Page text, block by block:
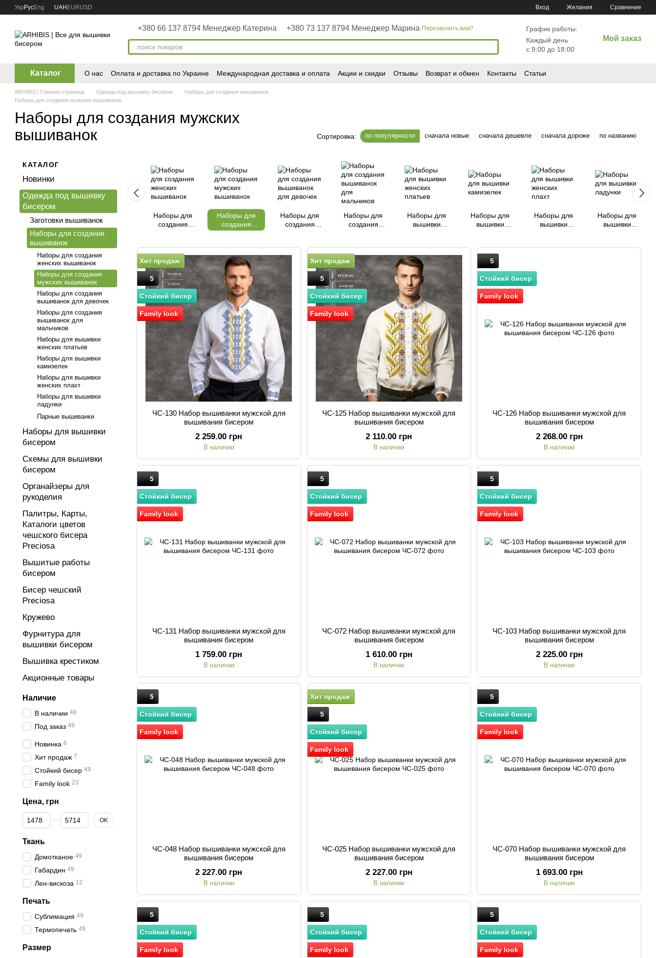
Перейти к основному контенту
Укр РусEng UAH EURUSD Вход Желания Сравнение
+380 66 137 8794 Менеджер Катерина +380 73 137 8794 Менеджер Марина Перезвонить вам?
График работы:
Каждый день
с 9:00 до 18:00
Мой заказ
Каталог О нас Оплата и доставка по Украине Международная доставка и оплата Акции и скидки Отзывы Возврат и обмен Контакты
Статьи
ARHIBIS | Главная страница Одежда под вышивку бисером
Наборы для создания вышиванок
Наборы для создания мужских вышиванок
Наборы для создания мужских
вышиванок
Сортировка: по популярности сначала новые сначала дешевле сначала дороже по названию
Наборы для
создания
Наборы для
создания
мужских
Наборы для
создания
Наборы для
создания
Наборы для
вышивки
Наборы для
вышивки
Наборы для
вышивки
Наборы для
вышивки
Хит продаж
5
Стойкий бисер
Family look
ЧС-130 Набор вышиванки мужской для
вышивания бисером
2 259.00 грн
В наличии
Хит продаж
5
Стойкий бисер
Family look
ЧС-125 Набор вышиванки мужской для
вышивания бисером
2 110.00 грн
В наличии
5
Стойкий бисер
Family look
ЧС-126 Набор вышиванки мужской для
вышивания бисером
2 268.00 грн
В наличии
5
Стойкий бисер
Family look
ЧС-131 Набор вышиванки мужской для
вышивания бисером
1 759.00 грн
В наличии
5
Стойкий бисер
Family look
ЧС-072 Набор вышиванки мужской для
вышивания бисером
1 610.00 грн
В наличии
5
Стойкий бисер
Family look
ЧС-103 Набор вышиванки мужской для
вышивания бисером
2 225.00 грн
В наличии
5
Стойкий бисер
Family look
ЧС-048 Набор вышиванки мужской для
вышивания бисером
2 227.00 грн
В наличии
Хит продаж
5
Стойкий бисер
Family look
ЧС-025 Набор вышиванки мужской для
вышивания бисером
2 227.00 грн
В наличии
5
Стойкий бисер
Family look
ЧС-070 Набор вышиванки мужской для
вышивания бисером
1 693.00 грн
В наличии
5
Стойкий бисер
Family look
5
Стойкий бисер
Family look
5
Стойкий бисер
Family look
КАТАЛОГ
Новинки
Одежда под вышивку
бисером
Заготовки вышиванок
Наборы для создания
вышиванок
Наборы для создания
женских вышиванок
Наборы для создания
мужских вышиванок
Наборы для создания
вышиванок для девочек
Наборы для создания
вышиванок для
мальчиков
Наборы для вышивки
женских платьев
Наборы для вышивки
камизелек
Наборы для вышивки
женских плахт
Наборы для вышивки
ладунки
Парные вышиванки
Наборы для вышивки
бисером
Схемы для вышивки
бисером
Органайзеры для
рукоделия
Палитры, Карты,
Каталоги цветов
чешского бисера
Preciosa
Вышитые работы
бисером
Бисер чешский
Preciosa
Кружево
Фурнитура для
вышивки бисером
Вышивка крестиком
Акционные товары
Наличие
В наличии 48
Под заказ 49
Новинка 6
Хит продаж 7
Стойкий бисер 49
Family look 23
Цена, грн
От Цена, грн
До Цена, грн OK
Ткань
Домотканое 49
Габардин 49
Лен-вискоза 12
Печать
Сублимация 49
Термопечать 49
Размер